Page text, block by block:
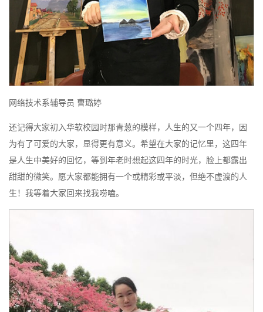
网络技术系辅导员 曹璐婷
还记得大家初入华软校园时那青葱的模样，人生的又一个四年，因
为有了可爱的大家，显得更有意义。希望在大家的记忆里，这四年
是人生中美好的回忆，等到年老时想起这四年的时光，脸上都露出
甜甜的微笑。愿大家都能拥有一个或精彩或平淡，但绝不虚渡的人
生！我等着大家回来找我唠嗑。